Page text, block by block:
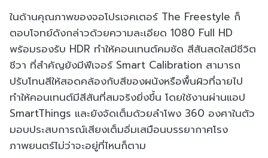
ในด้านคุณภาพของจอโปรเจคเตอร์ The Freestyle ก็
ตอบโจทย์ดังกล่าวด้วยความละเอียด 1080 Full HD
พร้อมรองรับ HDR ทำให้คอนเทนต์คมชัด สีสันสดใสมีชีวิต
ชีวา ที่สำคัญยังมีฟีเจอร์ Smart Calibration สามารถ
ปรับโทนสีให้สอดคล้องกับสีของผนังหรือพื้นผิวที่ฉายไป
ทำให้คอนเทนต์มีสีสันที่สมจริงยิ่งขึ้น โดยใช้งานผ่านแอป
SmartThings และยังจัดเต็มด้วยลำโพง 360 องศาในตัว
มอบประสบการณ์เสียงเต็มอิ่มเสมือนบรรยากาศโรง
ภาพยนตร์ไม่ว่าจะอยู่ที่ไหนก็ตาม